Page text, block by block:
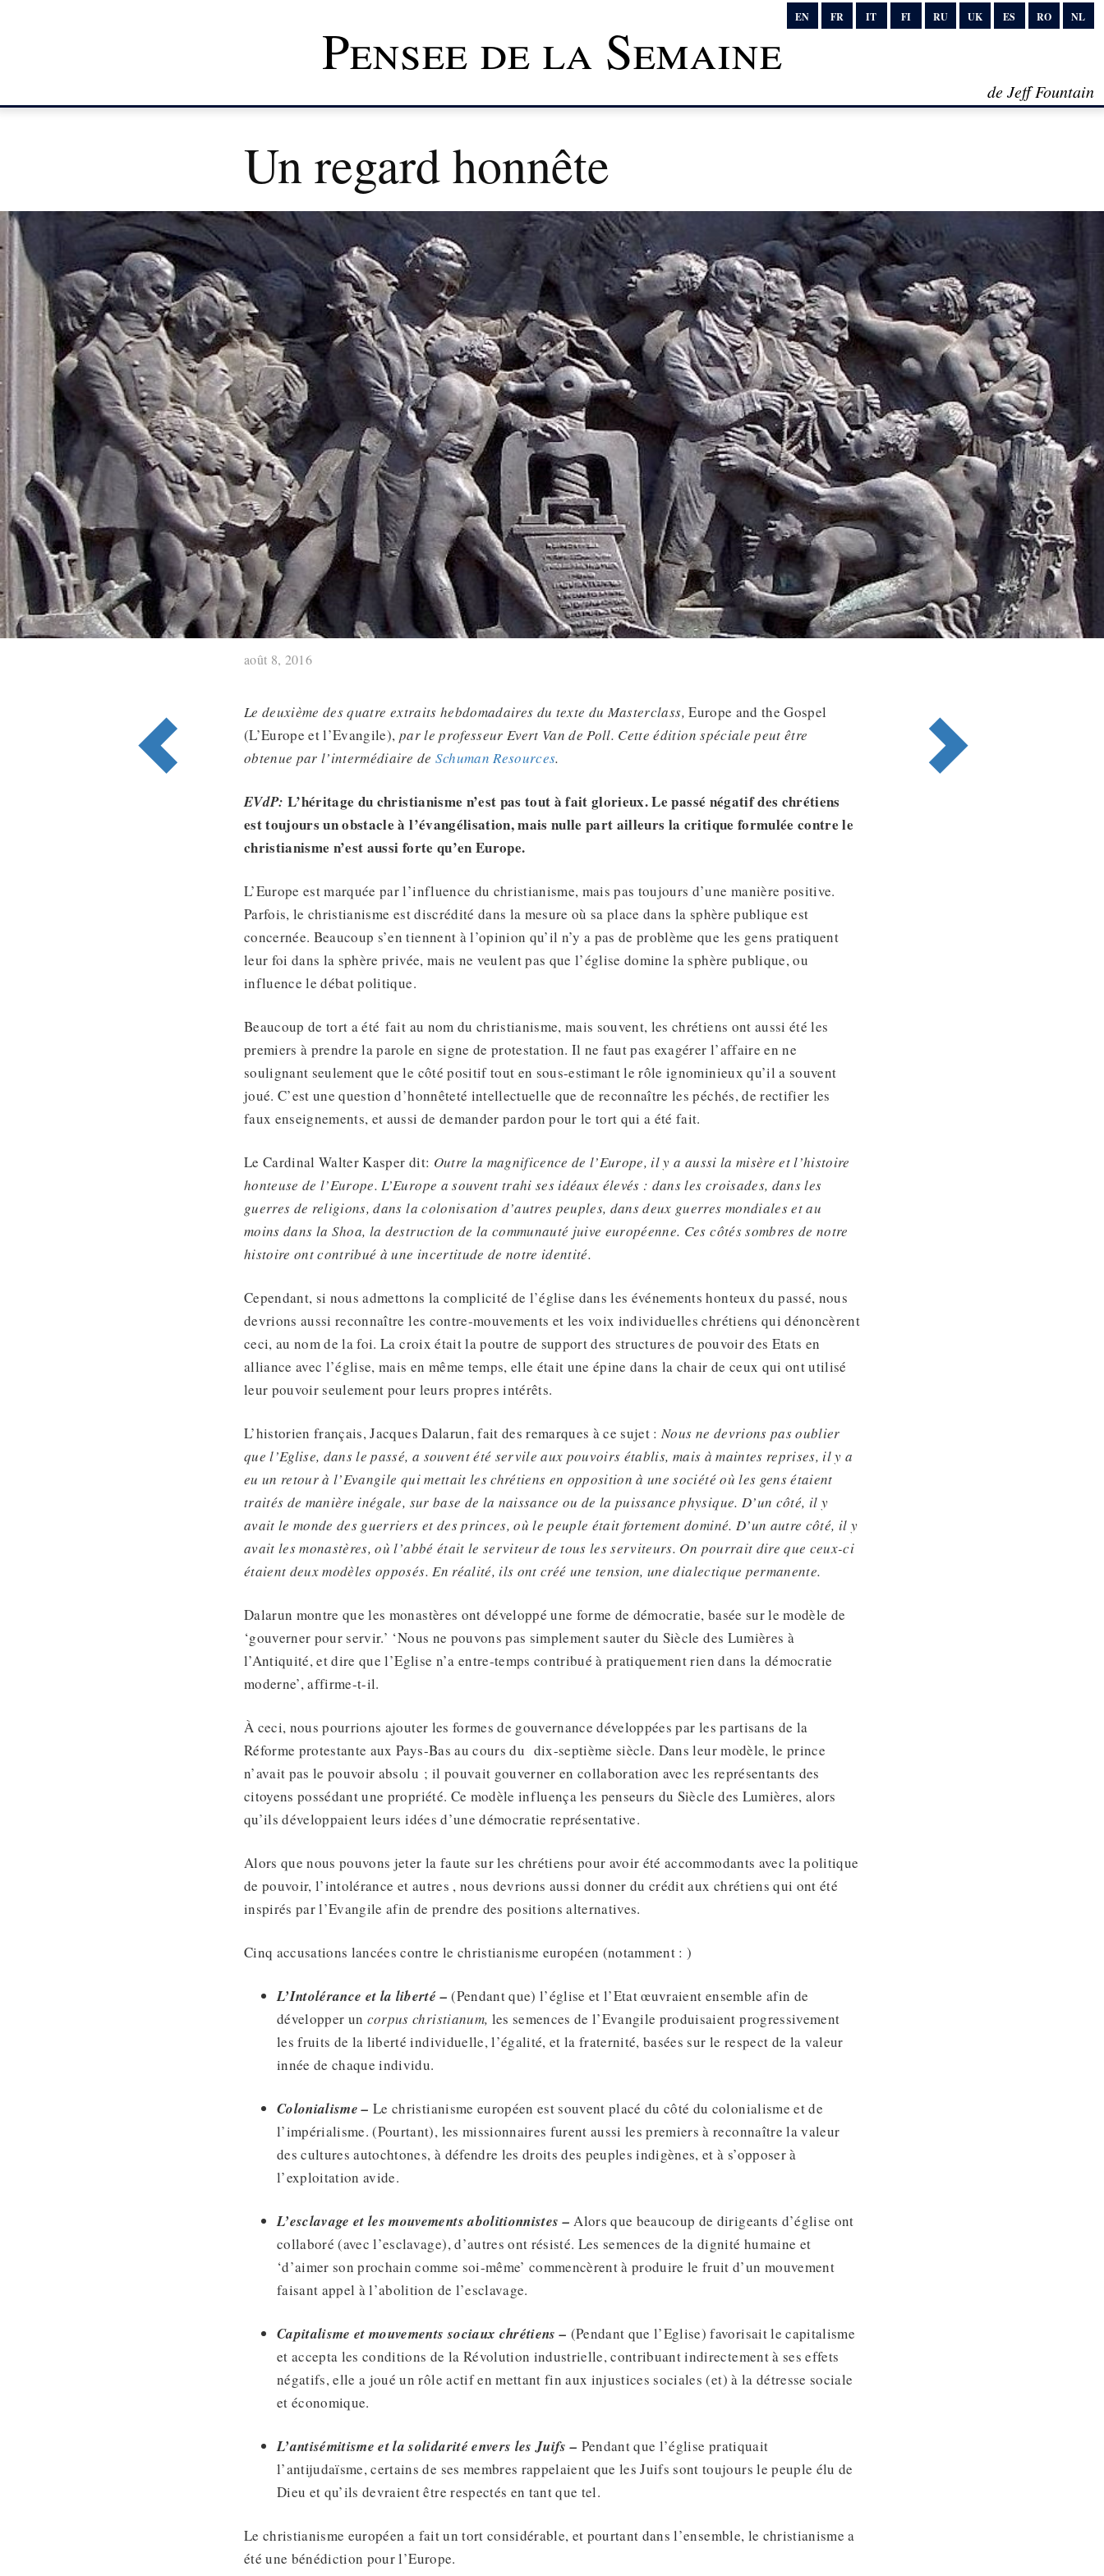
EN FR IT FI RU UK ES RO NL
Pensee de la Semaine
de Jeff Fountain
Un regard honnête
août 8, 2016
Le deuxièmedesquatre extraits hebdomadaires du texte du Masterclass,Europe and the Gospel
(L’Europe et l’Evangile), par le professeur Evert Van de Poll. Cette édition spéciale peut être
obtenue par l’intermédiaire de Schuman Resources.
EVdP: L’héritage du christianisme n’est pas tout à faitglorieux. Le passé négatif des chrétiens
est toujours un obstacle à l’évangélisation, mais nulle part ailleurs la critique formulée contre le
christianisme n’est aussi forte qu’en Europe.
L’Europe est marquée par l’influence du christianisme, mais pas toujours d’une manière positive.
Parfois, le christianisme est discrédité dans la mesure où sa place dans la sphère publique est
concernée. Beaucoup s’en tiennent à l’opinion qu’il n’y a pas de problème que les gens pratiquent
leur foi dans la sphère privée, mais ne veulent pas que l’église domine la sphère publique, ou
influence le débat politique.
Beaucoup de tort a été fait au nom du christianisme, mais souvent, les chrétiens ont aussi été les
premiers à prendre la parole en signe de protestation. Il ne faut pas exagérer l’affaire en ne
soulignant seulement que le côté positif tout en sous-estimant le rôle ignominieux qu’il a souvent
joué. C’est une question d’honnêteté intellectuelle que de reconnaître les péchés, de rectifier les
faux enseignements, et aussi de demander pardon pour le tort qui a été fait.
Le Cardinal Walter Kasper dit: Outre la magnificence de l’Europe, il y a aussi la misère et l’histoire
honteuse de l’Europe. L’Europe a souvent trahi ses idéaux élevés : dans les croisades, dans les
guerres de religions, dans la colonisation d’autres peuples, dans deux guerres mondiales et au
moins dans la Shoa, la destruction de la communauté juive européenne. Ces côtéssombres de notre
histoire ont contribué à une incertitude de notre identité.
Cependant, si nous admettons la complicité de l’église dans les événements honteux du passé, nous
devrions aussi reconnaître les contre-mouvements et les voix individuelles chrétiens qui dénoncèrent
ceci, au nom de la foi. La croix était la poutre de support des structures de pouvoir des Etats en
alliance avec l’église, mais en même temps, elle était une épine dans la chair de ceux qui ont utilisé
leur pouvoir seulement pour leurs propres intérêts.
L’historien français, Jacques Dalarun, fait des remarques à ce sujet :Nous ne devrions pas oublier
que l’Eglise, dans le passé, a souvent été servile aux pouvoirs établis, mais à maintes reprises, il y a
eu un retour à l’Evangile qui mettait les chrétiens en opposition à une société où les gens étaient
traités de manière inégale, sur base de la naissance ou de la puissance physique. D’un côté, il y
avait le monde des guerriers et des princes, où le peuple était fortement dominé. D’un autre côté, il y
avait les monastères, où l’abbé était le serviteur de tous les serviteurs. On pourrait dire que ceux-ci
étaient deux modèles opposés. En réalité, ils ont créé une tension, une dialectique permanente.
Dalarun montre que les monastères ont développé une forme de démocratie, basée sur le modèle de
‘gouverner pour servir.’ ‘Nous ne pouvons pas simplement sauter du Siècle des Lumières à
l’Antiquité, et dire que l’Eglise n’a entre-temps contribué à pratiquement rien dans la démocratie
moderne’, affirme-t-il.
À ceci, nous pourrions ajouter les formes de gouvernance développées par les partisans de la
Réforme protestante aux Pays-Bas au cours du dix-septième siècle. Dans leur modèle, le prince
n’avait pas le pouvoir absolu ; il pouvait gouverner en collaboration avec les représentants des
citoyens possédant une propriété. Ce modèle influença les penseurs du Siècle des Lumières, alors
qu’ils développaient leurs idées d’une démocratie représentative.
Alors que nous pouvons jeter la faute sur les chrétiens pour avoir été accommodants avec la politique
de pouvoir, l’intolérance et autres , nous devrions aussi donner du crédit aux chrétiens qui ont été
inspirés par l’Evangile afin de prendre des positions alternatives.
Cinq accusations lancées contre le christianisme européen (notamment : )
L’Intolérance et la liberté –(Pendant que) l’église et l’Etat œuvraient ensemble afin de
développer un corpus christianum, les semences de l’Evangile produisaient progressivement
les fruits de la liberté individuelle, l’égalité, et la fraternité, basées sur le respect de la valeur
innée de chaque individu.
Colonialisme –Le christianisme européen est souvent placé du côté du colonialisme et de
l’impérialisme. (Pourtant), les missionnaires furent aussi les premiers à reconnaître la valeur
des cultures autochtones, à défendre les droits des peuples indigènes, et à s’opposer à
l’exploitation avide.
L’esclavage et les mouvements abolitionnistes –Alors que beaucoup de dirigeants d’église ont
collaboré (avec l’esclavage), d’autres ont résisté. Les semences de la dignité humaine et
‘d’aimer son prochain comme soi-même’ commencèrent à produire le fruit d’un mouvement
faisant appel à l’abolition de l’esclavage.
Capitalisme et mouvements sociaux chrétiens – (Pendant que l’Eglise) favorisait le capitalisme
et accepta les conditions de la Révolution industrielle, contribuant indirectement à ses effets
négatifs, elle a joué un rôle actif en mettant fin aux injustices sociales (et) à la détresse sociale
et économique.
L’antisémitisme et la solidarité envers les Juifs – Pendant que l’église pratiquait
l’antijudaïsme, certains de ses membres rappelaient que les Juifs sont toujours le peuple élu de
Dieu et qu’ils devraient être respectés en tant que tel.
Le christianisme européen a fait un tort considérable, et pourtant dans l’ensemble, le christianisme a
été une bénédiction pour l’Europe.